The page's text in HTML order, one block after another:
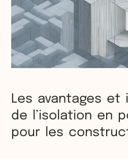
Les avantages et
de l’isolation en
pour les